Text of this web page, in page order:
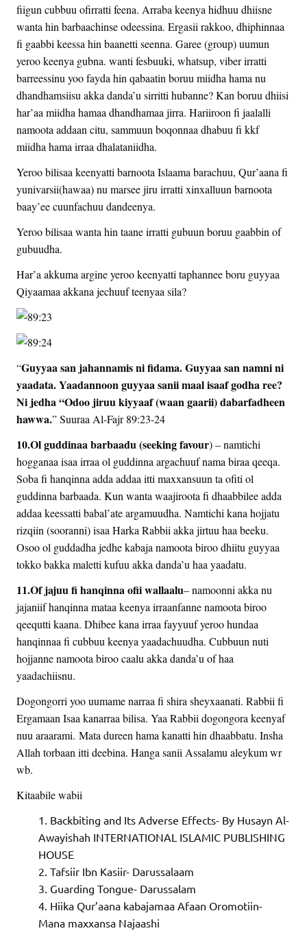
fiigun cubbuu ofirratti feena. Arraba keenya hidhuu dhiisne
wanta hin barbaachinse odeessina. Ergasii rakkoo, dhiphinnaa
fi gaabbi keessa hin baanetti seenna. Garee (group) uumun
yeroo keenya gubna. wanti fesbuuki, whatsup, viber irratti
barreessinu yoo fayda hin qabaatin boruu miidha hama nu
dhandhamsiisu akka danda’u sirritti hubanne? Kan boruu dhiisi
har’aa miidha hamaa dhandhamaa jirra. Hariiroon fi jaalalli
namoota addaan citu, sammuun boqonnaa dhabuu fi kkf
miidha hama irraa dhalataniidha.
Yeroo bilisaa keenyatti barnoota Islaama barachuu, Qur’aana fi
yunivarsii(hawaa) nu marsee jiru irratti xinxalluun barnoota
baay’ee cuunfachuu dandeenya.
Yeroo bilisaa wanta hin taane irratti gubuun boruu gaabbin of
gubuudha.
Har’a akkuma argine yeroo keenyatti taphannee boru guyyaa
Qiyaamaa akkana jechuuf teenyaa sila?
“Guyyaa san jahannamis ni fidama. Guyyaa san namni ni
yaadata. Yaadannoon guyyaa sanii maal isaaf godha ree?
Ni jedha “Odoo jiruu kiyyaaf (waan gaarii) dabarfadheen
hawwa.” Suuraa Al-Fajr 89:23-24
10.Ol guddinaa barbaadu (seeking favour) – namtichi
hogganaa isaa irraa ol guddinna argachuuf nama biraa qeeqa.
Soba fi hanqinna adda addaa itti maxxansuun ta ofiti ol
guddinna barbaada. Kun wanta waajiroota fi dhaabbilee adda
addaa keessatti babal’ate argamuudha. Namtichi kana hojjatu
rizqiin (sooranni) isaa Harka Rabbii akka jirtuu haa beeku.
Osoo ol guddadha jedhe kabaja namoota biroo dhiitu guyyaa
tokko bakka maletti kufuu akka danda’u haa yaadatu.
11.Of jajuu fi hanqinna ofii wallaalu– namoonni akka nu
jajaniif hanqinna mataa keenya irraanfanne namoota biroo
qeequtti kaana. Dhibee kana irraa fayyuuf yeroo hundaa
hanqinnaa fi cubbuu keenya yaadachuudha. Cubbuun nuti
hojjanne namoota biroo caalu akka danda’u of haa
yaadachiisnu.
Dogongorri yoo uumame narraa fi shira sheyxaanati. Rabbii fi
Ergamaan Isaa kanarraa bilisa. Yaa Rabbii dogongora keenyaf
nuu araarami. Mata dureen hama kanatti hin dhaabbatu. Insha
Allah torbaan itti deebina. Hanga sanii Assalamu aleykum wr
wb.
Kitaabile wabii
Backbiting and Its Adverse Effects- By Husayn Al-
Awayishah INTERNATIONAL ISLAMIC PUBLISHING
HOUSE
Tafsiir Ibn Kasiir- Darussalaam
Guarding Tongue- Darussalam
Hiika Qur’aana kabajamaa Afaan Oromotiin-
Mana maxxansa Najaashi